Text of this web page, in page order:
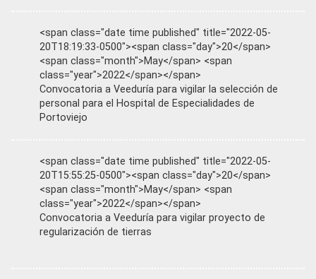
<span class="date time published" title="2022-05-
20T18:19:33-0500"><span class="day">20</span>
<span class="month">May</span> <span
class="year">2022</span></span>
Convocatoria a Veeduría para vigilar la selección de
personal para el Hospital de Especialidades de
Portoviejo
<span class="date time published" title="2022-05-
20T15:55:25-0500"><span class="day">20</span>
<span class="month">May</span> <span
class="year">2022</span></span>
Convocatoria a Veeduría para vigilar proyecto de
regularización de tierras